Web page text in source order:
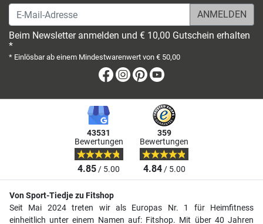
E-Mail-Adresse
Beim Newsletter anmelden und € 10,00 Gutschein erhalten
*
* Einlösbar ab einem Mindestwarenwert von € 50,00
Facebook
Instagram
Pinterest
43531
Bewertungen
4.85/ 5.00
359
Bewertungen
4.84/ 5.00
Von Sport-Tiedje zu Fitshop
Seit Mai 2024 treten wir als Europas Nr. 1 für Heimfitness
einheitlich unter einem Namen auf: Fitshop. Mit über 40 Jahren